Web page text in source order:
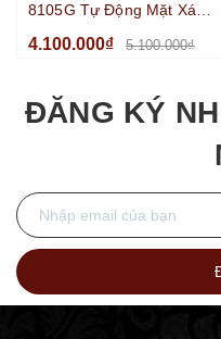
8105G Tự Động Mặt Xám
4.100.000₫ 5.100.000₫
ĐĂNG KÝ